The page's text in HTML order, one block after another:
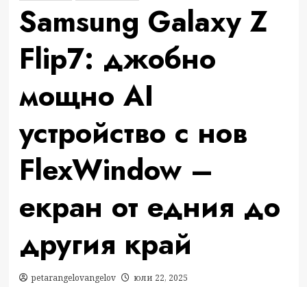
Samsung Galaxy Z
Flip7: джобно
мощно AI
устройство с нов
FlexWindow –
екран от едния до
другия край
petarangelovangelov юли 22, 2025